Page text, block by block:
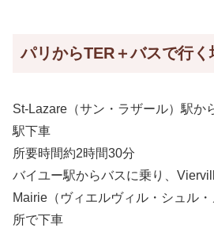
パリからTER＋バスで行く
St-Lazare（サン・ラザール）駅か
駅下車
所要時間約2時間30分
バイユー駅からバスに乗り、
Mairie（ヴィエルヴィル・シュル
所で下車